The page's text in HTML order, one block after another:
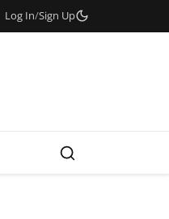
Log In/Sign Up